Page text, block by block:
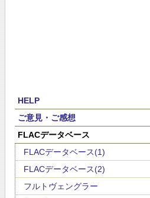
HELP
ご意見・ご感想
FLACデータベース
FLACデータベース(1)
FLACデータベース(2)
フルトヴェングラー